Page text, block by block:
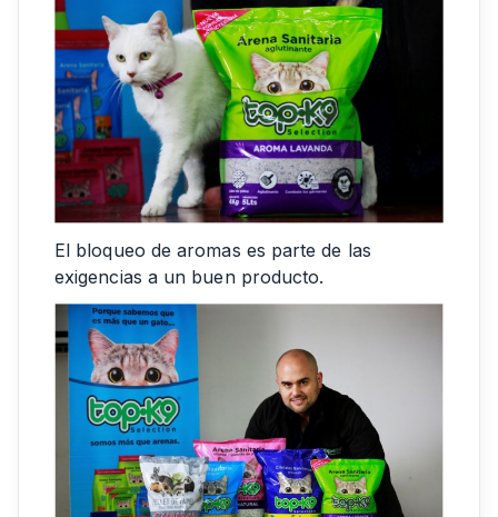
El bloqueo de aromas es parte de las
exigencias a un buen producto.